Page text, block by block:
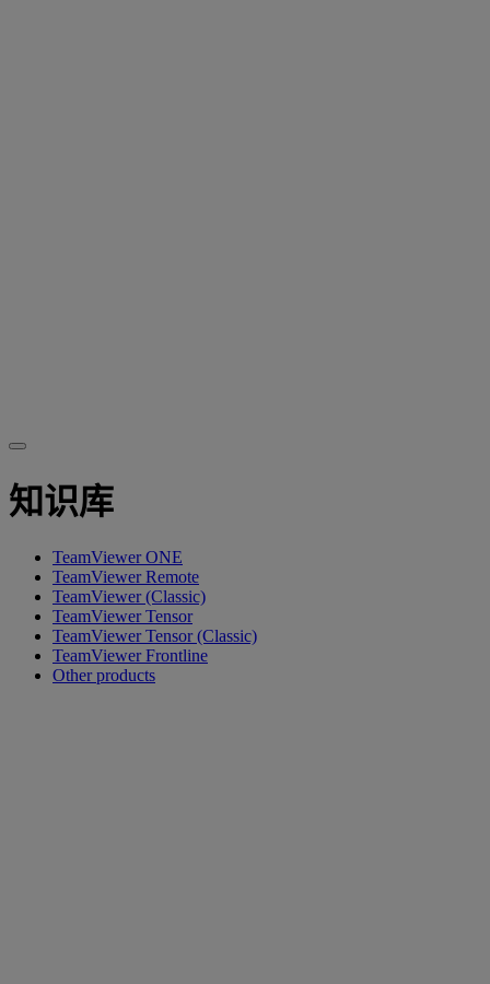
知识库
TeamViewer ONE
TeamViewer Remote
TeamViewer (Classic)
TeamViewer Tensor
TeamViewer Tensor (Classic)
TeamViewer Frontline
Other products